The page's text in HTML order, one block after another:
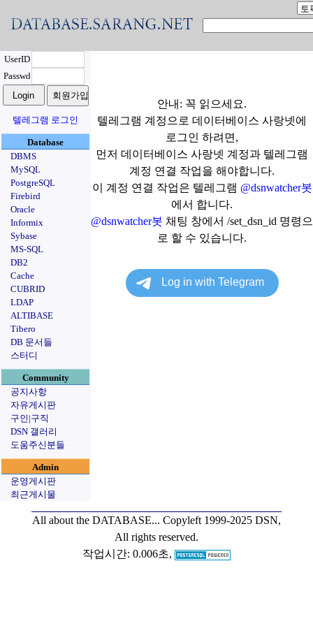
UserID
Passwd
텔레그램 로그인
Database
DBMS
MySQL
PostgreSQL
Firebird
Oracle
Informix
Sybase
MS-SQL
DB2
Cache
CUBRID
LDAP
ALTIBASE
Tibero
DB 문서들
스터디
Community
공지사항
자유게시판
구인|구직
DSN 갤러리
도움주신분들
Admin
운영게시판
최근게시물
안내: 꼭 읽으세요.
텔레그램 계정으로 데이터베이스 사랑넷에
로그인 하려면,
먼저 데이터베이스 사랑넷 계정과 텔레그램
계정 연결 작업을 해야합니다.
이 계정 연결 작업은 텔레그램 @dsnwatcher봇
에서 합니다.
@dsnwatcher봇 채팅 창에서 /set_dsn_id 명령으
로 할 수 있습니다.
All about the DATABASE... Copyleft 1999-2025 DSN,
All rights reserved.
작업시간: 0.006초,